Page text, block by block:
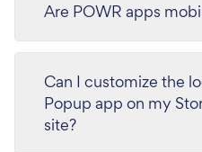
Are POWR apps
Can I customize the
Popup app on my
site?